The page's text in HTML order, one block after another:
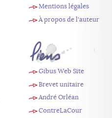
Mentions légales
À propos de l'auteur
Gibus Web Site
Brevet unitaire
André Orléan
ContreLaCour